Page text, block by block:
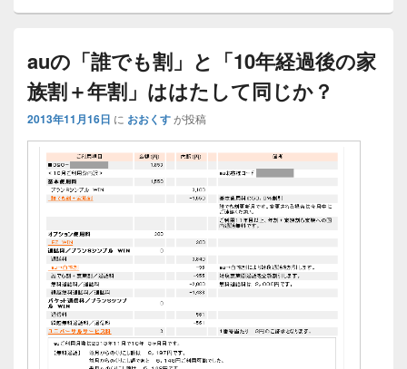
auの「誰でも割」と「10年経過後の家
族割＋年割」ははたして同じか？
2013年11月16日 に おおくすが投稿